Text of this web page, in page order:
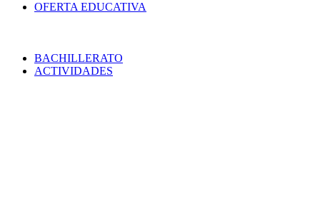
OFERTA EDUCATIVA
BACHILLERATO
ACTIVIDADES